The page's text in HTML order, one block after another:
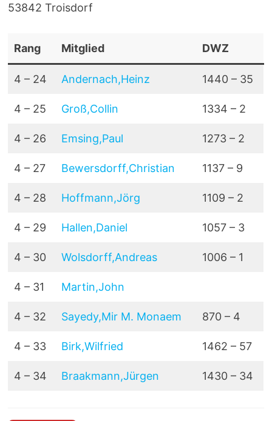
53842 Troisdorf
Rang Mitglied DWZ
4 – 24 Andernach,Heinz 1440 – 35
4 – 25 Groß,Collin 1334 – 2
4 – 26 Emsing,Paul 1273 – 2
4 – 27 Bewersdorff,Christian 1137 – 9
4 – 28 Hoffmann,Jörg 1109 – 2
4 – 29 Hallen,Daniel 1057 – 3
4 – 30 Wolsdorff,Andreas 1006 – 1
4 – 31 Martin,John
4 – 32 Sayedy,Mir M. Monaem 870 – 4
4 – 33 Birk,Wilfried 1462 – 57
4 – 34 Braakmann,Jürgen 1430 – 34